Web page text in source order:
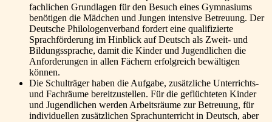
fachlichen Grundlagen für den Besuch eines Gymnasiums
benötigen die Mädchen und Jungen intensive Betreuung. Der
Deutsche Philologenverband fordert eine qualifizierte
Sprachförderung im Hinblick auf Deutsch als Zweit- und
Bildungssprache, damit die Kinder und Jugendlichen die
Anforderungen in allen Fächern erfolgreich bewältigen
können.
Die Schulträger haben die Aufgabe, zusätzliche Unterrichts-
und Fachräume bereitzustellen. Für die geflüchteten Kinder
und Jugendlichen werden Arbeitsräume zur Betreuung, für
individuellen zusätzlichen Sprachunterricht in Deutsch, aber